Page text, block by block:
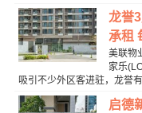
龙誉
承租
美联物
家乐
吸引不少外区客进驻，龙誉
启德